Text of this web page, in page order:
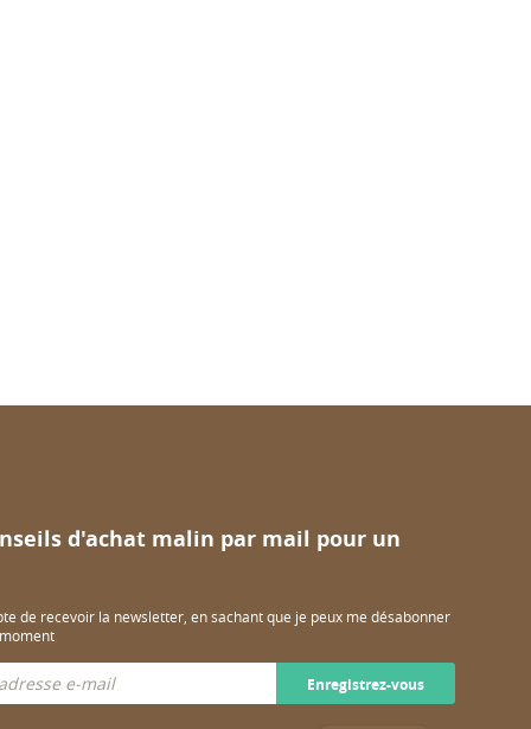
d'achat malin par mail pour un
de recevoir la newsletter, en sachant que je peux me désabonner
Enregistrez-vous